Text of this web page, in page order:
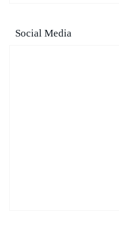
Social Media